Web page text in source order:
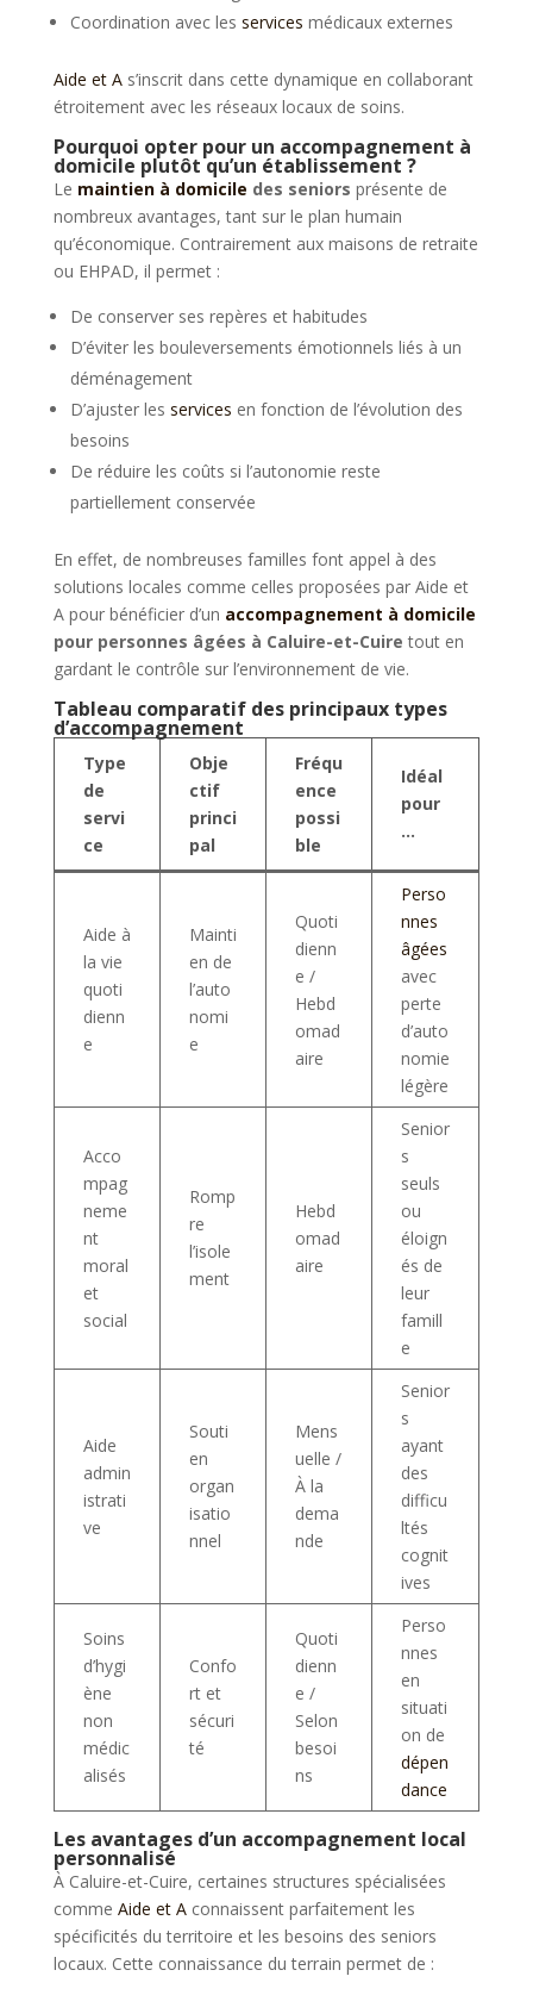
Coordination avec les services médicaux externes
Aide et As’inscrit dans cette dynamique en collaborant
étroitement avec les réseaux locaux de soins.
Pourquoi opter pour un accompagnement à
domicile plutôt qu’un établissement ?
Le maintien à domicile des seniors présente de
nombreux avantages, tant sur le plan humain
qu’économique. Contrairement aux maisons de retraite
ou EHPAD, il permet :
De conserver ses repères et habitudes
D’éviter les bouleversements émotionnels liés à un
déménagement
D’ajuster les services en fonction de l’évolution des
besoins
De réduire les coûts si l’autonomie reste
partiellement conservée
En effet, de nombreuses familles font appel à des
solutions locales comme celles proposées par Aide et
A pour bénéficier d’un accompagnement à domicile
pour personnes âgées à Caluire-et-Cuire tout en
gardant le contrôle sur l’environnement de vie.
Tableau comparatif des principaux types
d’accompagnement
Type
de
servi
ce
Obje
ctif
princi
pal
Fréqu
ence
possi
ble
Idéal
pour
…
Aide à
la vie
quoti
dienn
e
Mainti
en de
l’auto
nomi
e
Quoti
dienn
e /
Hebd
omad
aire
Perso
nnes
âgées
avec
perte
d’auto
nomie
légère
Acco
mpag
neme
nt
moral
et
social
Romp
re
l’isole
ment
Hebd
omad
aire
Senior
s
seuls
ou
éloign
és de
leur
famill
e
Aide
admin
istrati
ve
Souti
en
organ
isatio
nnel
Mens
uelle /
À la
dema
nde
Senior
s
ayant
des
difficu
ltés
cognit
ives
Soins
d’hygi
ène
non
médic
alisés
Confo
rt et
sécuri
té
Quoti
dienn
e /
Selon
besoi
ns
Perso
nnes
en
situati
on de
dépen
dance
Les avantages d’un accompagnement local
personnalisé
À Caluire-et-Cuire, certaines structures spécialisées
comme Aide et Aconnaissent parfaitement les
spécificités du territoire et les besoins des seniors
locaux. Cette connaissance du terrain permet de :